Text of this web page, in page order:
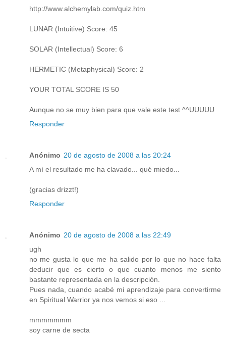
http://www.alchemylab.com/quiz.htm
LUNAR (Intuitive) Score: 45
SOLAR (Intellectual) Score: 6
HERMETIC (Metaphysical) Score: 2
YOUR TOTAL SCORE IS 50
Aunque no se muy bien para que vale este test ^^UUUUU
Responder
Anónimo 20 de agosto de 2008 a las 20:24
A mí el resultado me ha clavado... qué miedo...
(gracias drizzt!)
Responder
Anónimo 20 de agosto de 2008 a las 22:49
ugh
no me gusta lo que me ha salido por lo que no hace falta
deducir que es cierto o que cuanto menos me siento
bastante representada en la descripción.
Pues nada, cuando acabé mi aprendizaje para convertirme
en Spiritual Warrior ya nos vemos si eso ...
mmmmmmm
soy carne de secta